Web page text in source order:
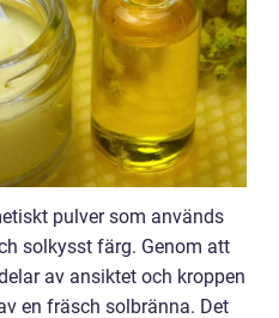
pulver som används
solkysst färg. Genom att
av ansiktet och kroppen
en fräsch solbränna. Det